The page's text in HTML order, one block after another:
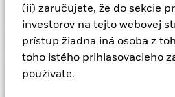
(ii) zaručujete, že do sekcie
investorov na tejto webovej
prístup žiadna iná osoba z
toho istého prihlasovacieho
používate.
Zobraziť celú tabuľku
papierov s pevným výnosom.
aktuálneho úverového
Riziko protistrany: Platobná
inštitúcií poskytujúcej služby, ako
konanie vo funkcii protistrany pri
nástrojoch, môže vystaviť triedu
likvidity: Nižšia likvidita znamená,
alebo predávajúcich na to, aby
Čisté aktíva triedy akcií
Dátum spustenia triedy akcií
Mena triedy aktív
Ukazovateľ rizika
k 05-aug-26
Registrované sídla
Austria
Držby